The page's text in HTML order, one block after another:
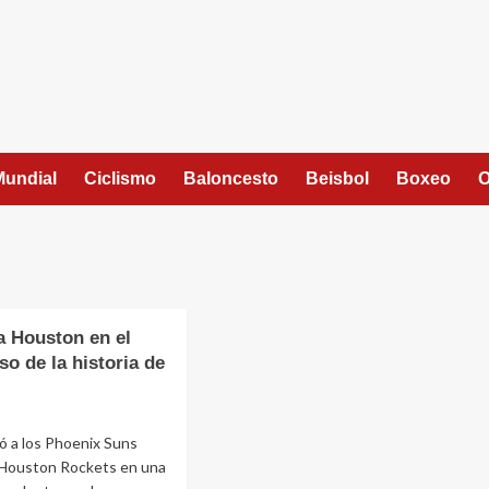
Ciclismo Baloncesto Beisbol Boxeo
Houston en el
de la historia de
a los Phoenix Suns
Rockets en una